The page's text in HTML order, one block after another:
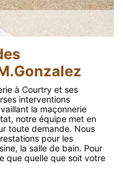
à Courtry et ses
interventions
la maçonnerie
notre équipe met en
toute demande. Nous
pour les
la salle de bain. Pour
que quelle que soit votre